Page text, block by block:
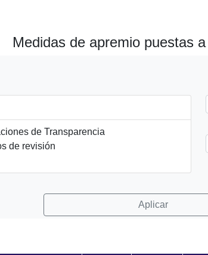
Medidas de apremio puestas
de Transparencia
de revisión
Aplicar